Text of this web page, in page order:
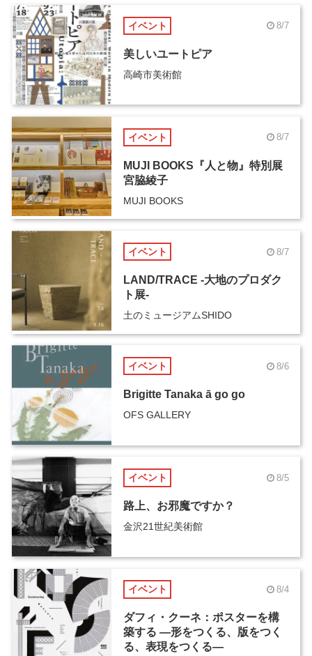
イベント 8/7
美しいユートピア
高崎市美術館
イベント 8/7
MUJI BOOKS『人と物』特別展
宮脇綾子
MUJI BOOKS
イベント 8/7
LAND/TRACE -大地のプロダク
ト展-
土のミュージアムSHIDO
イベント 8/6
Brigitte Tanaka ā go go
OFS GALLERY
イベント 8/5
路上、お邪魔ですか？
金沢21世紀美術館
イベント 8/4
ダフィ・クーネ：ポスターを構
築する ―形をつくる、版をつく
る、表現をつくる―